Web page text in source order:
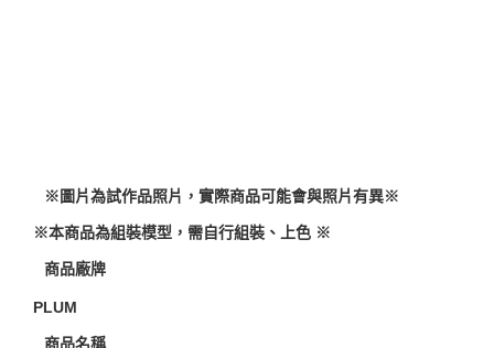
東海門市自取，需自備購物袋取貨唷。
※圖片為試作品照片，實際商品可能會與照片有異※
※本商品為組裝模型，需自行組裝、上色 ※
商品廠牌
PLUM
商品名稱